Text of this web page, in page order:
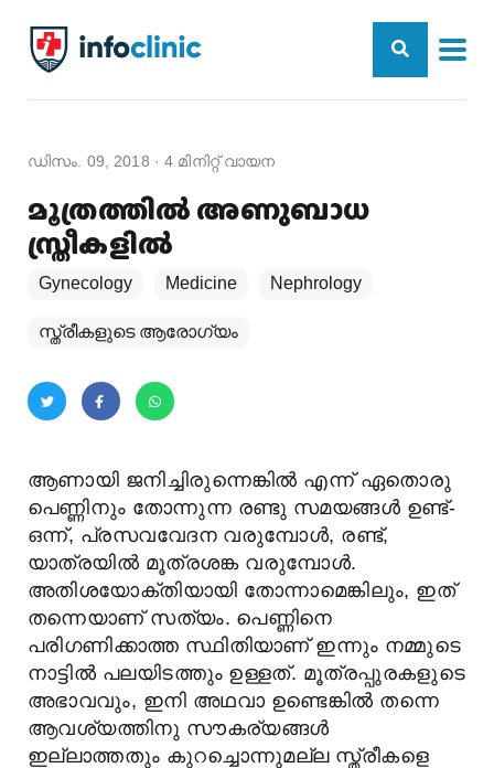
ഡിസം. 09, 2018 ·4 മിനിറ്റ് വായന
മൂത്രത്തില്‍ അണുബാധ
സ്ത്രീകളില്‍
Gynecology Medicine Nephrology
സ്ത്രീകളുടെ ആരോഗ്യം
ആണായി ജനിച്ചിരുന്നെങ്കില്‍ എന്ന് ഏതൊരു
പെണ്ണിനും തോന്നുന്ന രണ്ടു സമയങ്ങള്‍ ഉണ്ട്-
ഒന്ന്, പ്രസവവേദന വരുമ്പോള്‍, രണ്ട്,
യാത്രയില്‍ മൂത്രശങ്ക വരുമ്പോള്‍.
അതിശയോക്തിയായി തോന്നാമെങ്കിലും, ഇത്
തന്നെയാണ് സത്യം. പെണ്ണിനെ
പരിഗണിക്കാത്ത സ്ഥിതിയാണ് ഇന്നും നമ്മുടെ
നാട്ടില്‍ പലയിടത്തും ഉള്ളത്. മൂത്രപ്പുരകളുടെ
അഭാവവും, ഇനി അഥവാ ഉണ്ടെങ്കില്‍ തന്നെ
ആവശ്യത്തിനു സൗകര്യങ്ങള്‍
ഇല്ലാത്തതും കുറച്ചൊന്നുമല്ല സ്ത്രീകളെ